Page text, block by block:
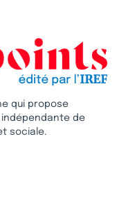
qui propose
de
sociale.